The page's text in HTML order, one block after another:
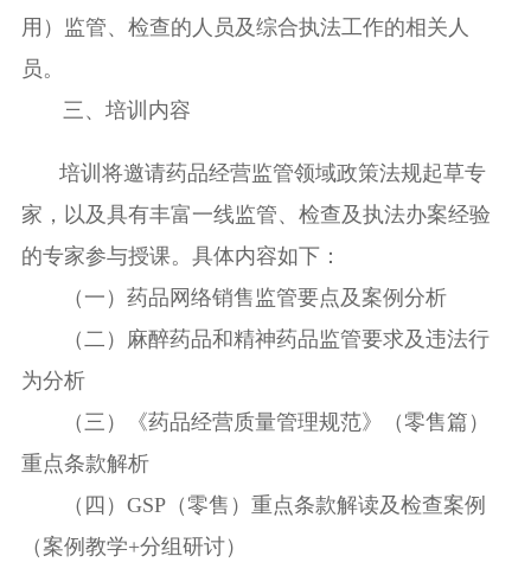
用）监管、检查的人员及综合执法工作的相关人
员。
三、培训内容
培训将邀请药品经营监管领域政策法规起草专
家，以及具有丰富一线监管、检查及执法办案经验
的专家参与授课。具体内容如下：
（一）药品网络销售监管要点及案例分析
（二）麻醉药品和精神药品监管要求及违法行
为分析
（三）《药品经营质量管理规范》（零售篇）
重点条款解析
（四）GSP（零售）重点条款解读及检查案例
（案例教学+分组研讨）